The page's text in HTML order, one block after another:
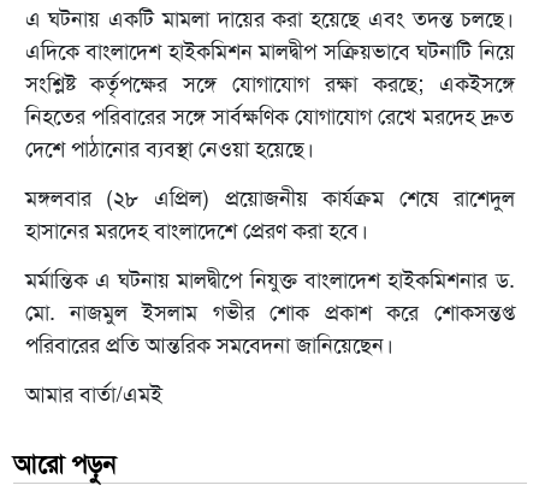
এ ঘটনায় একটি মামলা দায়ের করা হয়েছে এবং তদন্ত চলছে।
এদিকে বাংলাদেশ হাইকমিশন মালদ্বীপ সক্রিয়ভাবে ঘটনাটি নিয়ে
সংশ্লিষ্ট কর্তৃপক্ষের সঙ্গে যোগাযোগ রক্ষা করছে; একইসঙ্গে
নিহতের পরিবারের সঙ্গে সার্বক্ষণিক যোগাযোগ রেখে মরদেহ দ্রুত
দেশে পাঠানোর ব্যবস্থা নেওয়া হয়েছে।
মঙ্গলবার (২৮ এপ্রিল) প্রয়োজনীয় কার্যক্রম শেষে রাশেদুল
হাসানের মরদেহ বাংলাদেশে প্রেরণ করা হবে।
মর্মান্তিক এ ঘটনায় মালদ্বীপে নিযুক্ত বাংলাদেশ হাইকমিশনার ড.
মো. নাজমুল ইসলাম গভীর শোক প্রকাশ করে শোকসন্তপ্ত
পরিবারের প্রতি আন্তরিক সমবেদনা জানিয়েছেন।
আমার বার্তা/এমই
আরো পড়ুন